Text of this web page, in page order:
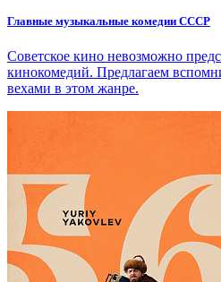
Главные музыкальные комедии СССР
Советское кино невозможно
кинокомедий. Предлагаем
вехами в этом жанре.